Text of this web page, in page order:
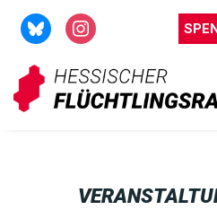
Zum
Inhalt
springen